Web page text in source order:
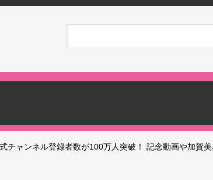
チャンネル登録者数が100万人突破！ 記念動画や加賀